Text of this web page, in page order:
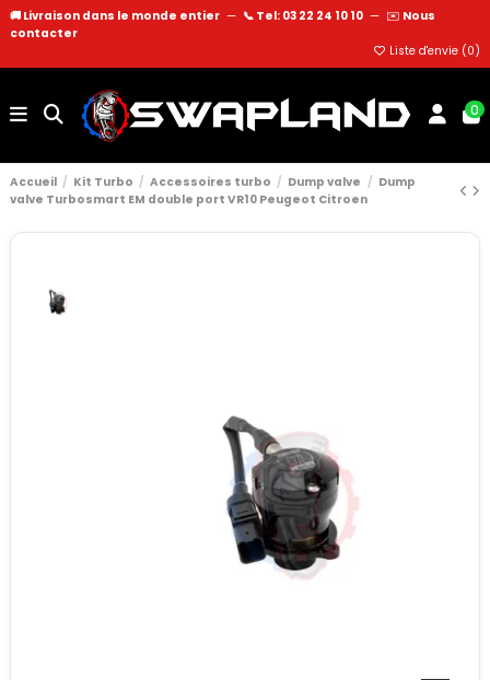
🚚 Livraison dans le monde entier — 📞 Tel: 03 22 24 10 10 — ✉️ Nous
contacter
Liste d'envie (0)
0
Accueil Kit Turbo Accessoires turbo Dump valve
Dump
valve Turbosmart EM double port VR10 Peugeot Citroen